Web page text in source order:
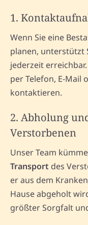
1.
Wenn Sie eine
planen, unterstützt
jederzeit
per Telefon, E-Mail
kontaktieren.
2. Abholung
Verstorbenen
Unser Team
Transport des
er aus dem
Hause abgeholt
größter Sorgfalt